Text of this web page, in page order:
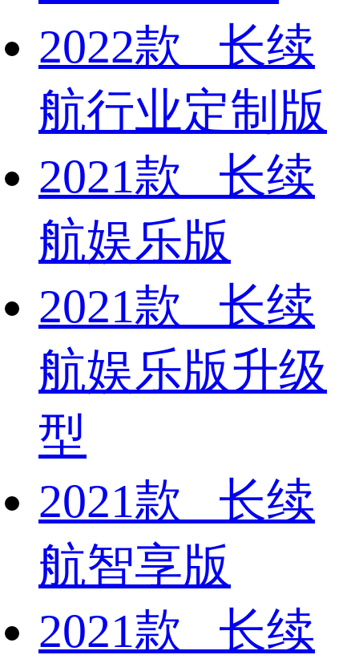
2022款 长续
航行业定制版
2021款 长续
航娱乐版
2021款 长续
航娱乐版升级
型
2021款 长续
航智享版
2021款 长续